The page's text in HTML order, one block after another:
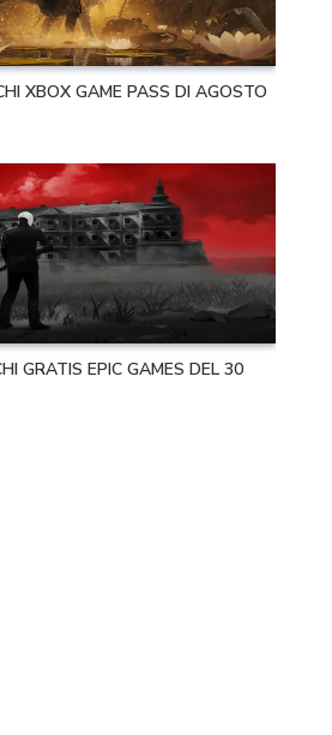
XBOX GAME PASS DI AGOSTO
GRATIS EPIC GAMES DEL 30